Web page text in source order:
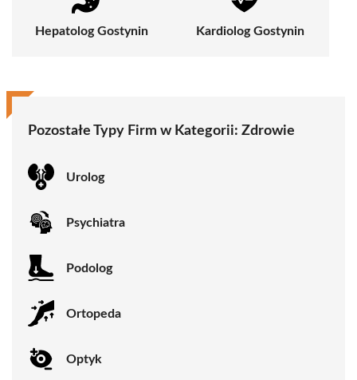
Hepatolog Gostynin Kardiolog Gostynin
Pozostałe Typy Firm w Kategorii: Zdrowie
Urolog
Psychiatra
Podolog
Ortopeda
Optyk